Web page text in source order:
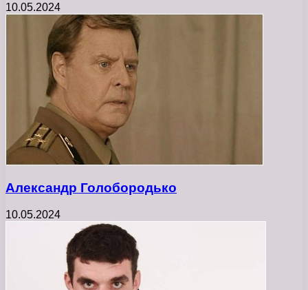
10.05.2024
Александр Голобородько
10.05.2024